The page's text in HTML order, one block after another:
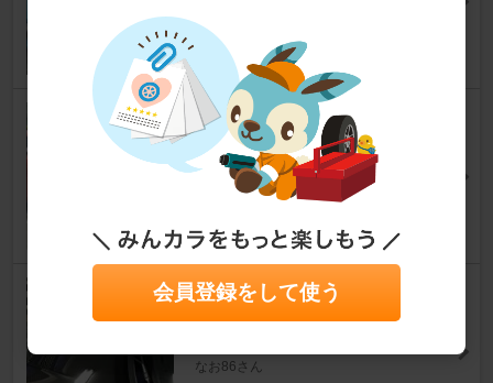
サイドモール塗装
[ZN6]
しじみ＠86GTLさん
1
ドアミラークリヤー塗装(=ﾟωﾟ)
なお86さん
会員登録をして使う